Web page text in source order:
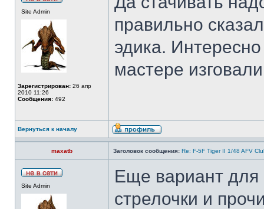
Site Admin
Зарегистрирован: 26 апр
2010 11:26
Сообщения: 492
правильно
эдика.
мастере
Вернуться к началу
maxatb Заголовок сообщения: Re: F-5F Tiger II 1/48 AFV
Site Admin
Еще вариант для
стрелочки и